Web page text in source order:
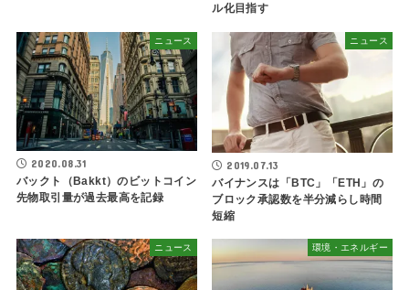
ル化目指す
ニュース
2020.08.31
バックト（Bakkt）のビットコイン
先物取引量が過去最高を記録
ニュース
2019.07.13
バイナンスは「BTC」「ETH」の
ブロック承認数を半分減らし時間
短縮
ニュース 環境・エネルギー